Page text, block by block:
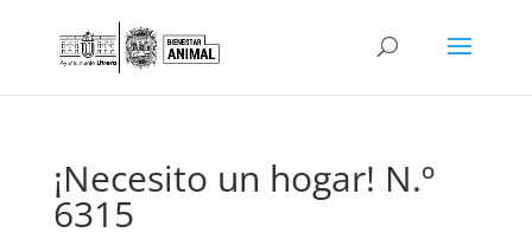
¡Necesito un hogar! N.º
6315